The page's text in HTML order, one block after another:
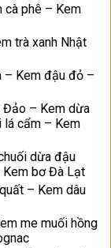
cà phê – Kem
trà xanh Nhật
– Kem đậu đỏ –
Đảo – Kem dừa
lá cẩm – Kem
dừa đậu
Kem bơ Đà Lạt
– Kem dâu
me muối hồng